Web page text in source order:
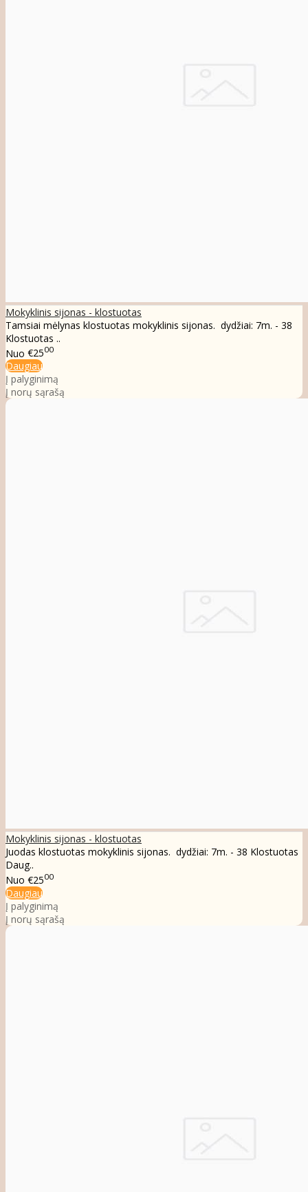
Mokyklinis sijonas - klostuotas
Tamsiai mėlynas klostuotas mokyklinis sijonas. dydžiai: 7m. - 38
Klostuotas ..
Nuo €2500
Daugiau
Į palyginimą
Į norų sąrašą
Mokyklinis sijonas - klostuotas
Juodas klostuotas mokyklinis sijonas. dydžiai: 7m. - 38 Klostuotas
Daug..
Nuo €2500
Daugiau
Į palyginimą
Į norų sąrašą